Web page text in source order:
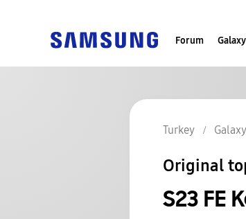
Forum
Turkey
Original
S23 FE